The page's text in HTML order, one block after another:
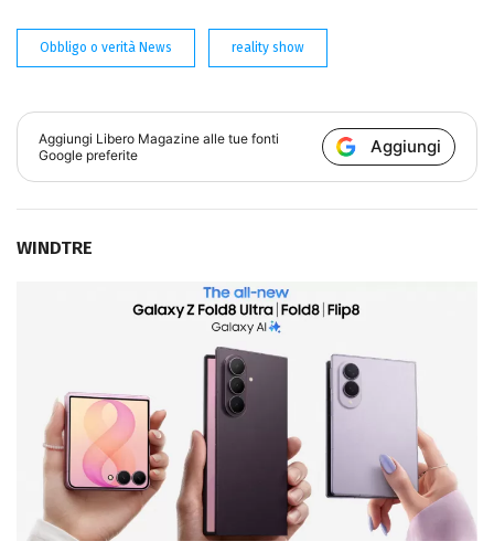
Obbligo o verità News reality show
Aggiungi Libero Magazine alle tue fonti
Google preferite
Aggiungi
WINDTRE